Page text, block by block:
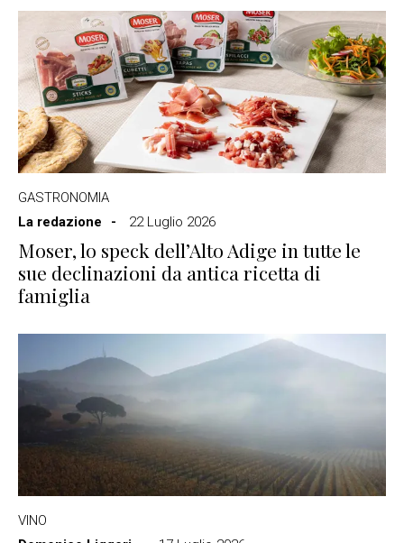
GASTRONOMIA
La redazione
22 Luglio 2026
Moser, lo speck dell’Alto Adige in tutte le
sue declinazioni da antica ricetta di
famiglia
VINO